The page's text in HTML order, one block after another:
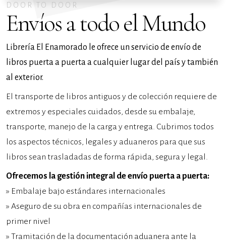
DOOR TO DOOR
Envíos a todo el Mundo
Librería El Enamorado le ofrece un servicio de envío de
libros puerta a puerta a cualquier lugar del país y también
al exterior.
El transporte de libros antiguos y de colección requiere de
extremos y especiales cuidados, desde su embalaje,
transporte, manejo de la carga y entrega. Cubrimos todos
los aspectos técnicos, legales y aduaneros para que sus
libros sean trasladadas de forma rápida, segura y legal.
Ofrecemos la gestión integral de envío puerta a puerta:
» Embalaje bajo estándares internacionales
» Aseguro de su obra en compañías internacionales de
primer nivel
» Tramitación de la documentación aduanera ante la